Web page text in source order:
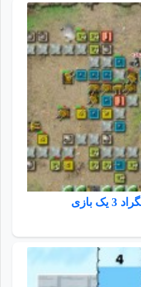
بازی دفاعی نبرد استالینگراد 3 یک بازی